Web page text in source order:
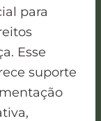
para
Esse
suporte